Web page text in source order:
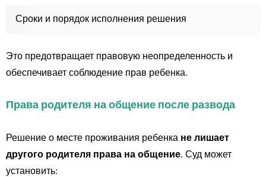
Сроки и порядок исполнения решения
Это предотвращает правовую неопределенность и
обеспечивает соблюдение прав ребенка.
Права родителя на общение после развода
Решение о месте проживания ребенка не лишает
другого родителя права на общение. Суд может
установить: